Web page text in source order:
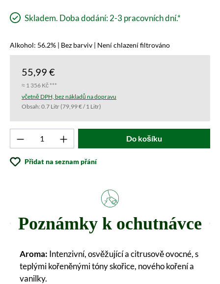
Skladem. Doba dodání: 2-3 pracovních dní.*
Alkohol: 56.2% | Bez barviv | Není chlazení filtrováno
55,99 €
≈ 1 356 Kč ***
včetně DPH, bez nákladů na dopravu
Obsah: 0.7 Litr(79,99 € / 1 Litr)
Produkt počet: Zadejte požadovanou
Do košíku
Přidat na seznam přání
Poznámky k ochutnávce
Aroma: Intenzivní, osvěžující a citrusově ovocné, s
teplými kořeněnými tóny skořice, nového koření a
vanilky.